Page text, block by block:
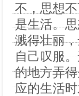
不，思想
是生活。
溅得壮丽
自己叹服
的地方弄
应的生活